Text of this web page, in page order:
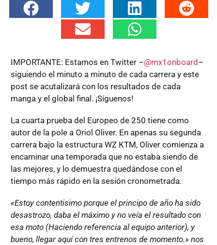
IMPORTANTE: Estamos en Twitter –@mx1onboard –
siguiendo el minuto a minuto de cada carrera y este
post se acutalizará con los resultados de cada
manga y el global final. ¡Síguenos!
La cuarta prueba del Europeo de 250 tiene como
autor de la pole a Oriol Oliver. En apenas su segunda
carrera bajo la estructura WZ KTM, Oliver comienza a
encaminar una temporada que no estaba siendo de
las mejores, y lo demuestra quedándose con el
tiempo más rápido en la sesión cronometrada.
«Estoy contentisimo porque el principo de año ha sido
desastrozo, daba el máximo y no veía el resultado con
esa moto (Haciendo referencia al equipo anterior), y
bueno, llegar aquí con tres entrenos de momento.» nos